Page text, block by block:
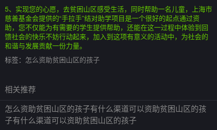
5、实现您的心愿，去贫困山区感受生活，同时帮助一名儿童，上海市
慈善基金会提供的“手拉手”结对助学项目是一个很好的起点通过资
助，您不仅能为有需要的学生提供帮助，还能在这一过程中体验到回
馈社会的快乐不妨行动起来，加入到这项有意义的活动中，为社会的
和谐与发展贡献一份力量。
标签： 怎么资助贫困山区的孩子
相关推荐
怎么资助贫困山区的孩子有什么渠道可以资助贫困山区的孩
子有什么渠道可以资助贫困山区的孩子